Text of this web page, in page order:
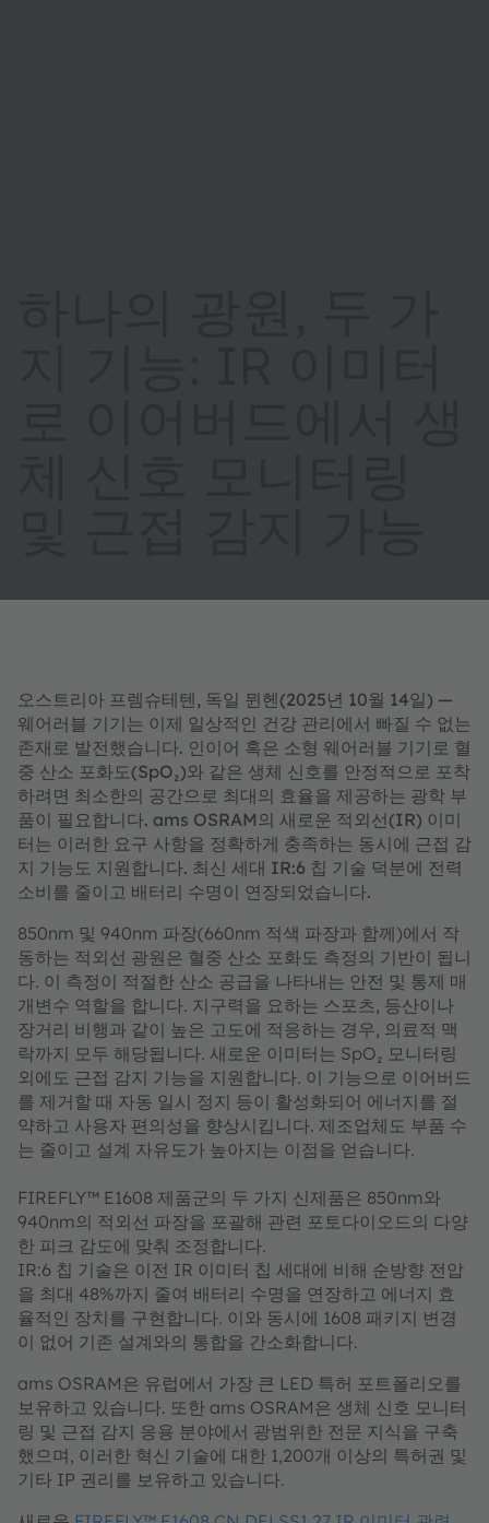
오스트리아 프렘슈테텐, 독일 뮌헨(2025년 10월 14일) —
웨어러블 기기는 이제 일상적인 건강 관리에서 빠질 수 없는
존재로 발전했습니다. 인이어 혹은 소형 웨어러블 기기로 혈
중 산소 포화도(SpO₂)와 같은 생체 신호를 안정적으로 포착
하려면 최소한의 공간으로 최대의 효율을 제공하는 광학 부
품이 필요합니다. ams OSRAM의 새로운 적외선(IR) 이미
터는 이러한 요구 사항을 정확하게 충족하는 동시에 근접 감
지 기능도 지원합니다. 최신 세대 IR:6 칩 기술 덕분에 전력
소비를 줄이고 배터리 수명이 연장되었습니다.
850nm 및 940nm 파장(660nm 적색 파장과 함께)에서 작
동하는 적외선 광원은 혈중 산소 포화도 측정의 기반이 됩니
다. 이 측정이 적절한 산소 공급을 나타내는 안전 및 통제 매
개변수 역할을 합니다. 지구력을 요하는 스포츠, 등산이나
장거리 비행과 같이 높은 고도에 적응하는 경우, 의료적 맥
락까지 모두 해당됩니다. 새로운 이미터는 SpO₂ 모니터링
외에도 근접 감지 기능을 지원합니다. 이 기능으로 이어버드
를 제거할 때 자동 일시 정지 등이 활성화되어 에너지를 절
약하고 사용자 편의성을 향상시킵니다. 제조업체도 부품 수
는 줄이고 설계 자유도가 높아지는 이점을 얻습니다.
FIREFLY™ E1608 제품군의 두 가지 신제품은 850nm와
940nm의 적외선 파장을 포괄해 관련 포토다이오드의 다양
한 피크 감도에 맞춰 조정합니다.
IR:6 칩 기술은 이전 IR 이미터 칩 세대에 비해 순방향 전압
을 최대 48%까지 줄여 배터리 수명을 연장하고 에너지 효
율적인 장치를 구현합니다. 이와 동시에 1608 패키지 변경
이 없어 기존 설계와의 통합을 간소화합니다.
ams OSRAM은 유럽에서 가장 큰 LED 특허 포트폴리오를
보유하고 있습니다. 또한 ams OSRAM은 생체 신호 모니터
링 및 근접 감지 응용 분야에서 광범위한 전문 지식을 구축
했으며, 이러한 혁신 기술에 대한 1,200개 이상의 특허권 및
기타 IP 권리를 보유하고 있습니다.